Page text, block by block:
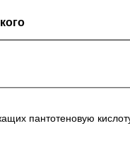
пантотеновую